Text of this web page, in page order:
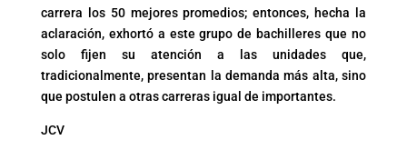
carrera los 50 mejores promedios; entonces, hecha la
aclaración, exhortó a este grupo de bachilleres que no
solo fijen su atención a las unidades que,
tradicionalmente, presentan la demanda más alta, sino
que postulen a otras carreras igual de importantes.
JCV